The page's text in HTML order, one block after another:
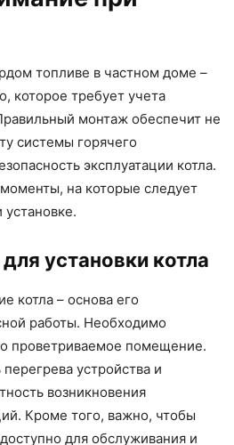
топливе в частном доме –
которое требует учета
монтаж обеспечит не
системы горячего
эксплуатации котла.
на которые следует
установки котла
котла – основа его
работы. Необходимо
проветриваемое помещение.
устройства и
возникновения
Кроме того, важно, чтобы
для обслуживания и